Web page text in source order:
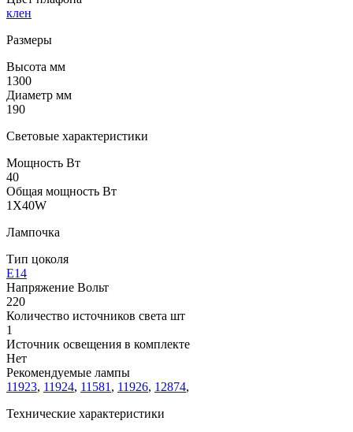
клен
Размеры
Высота мм
1300
Диаметр мм
190
Световые характеристики
Мощность Вт
40
Общая мощность Вт
1X40W
Лампочка
Тип цоколя
E14
Напряжение Вольт
220
Количество источников света шт
1
Источник освещения в комплекте
Нет
Рекомендуемые лампы
11923, 11924, 11581 , 11926, 12874,
Технические характеристики